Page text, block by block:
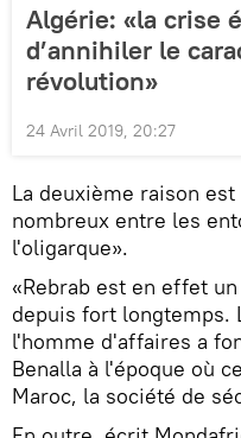
Algérie: «la crise
d’annihiler le
révolution»
24 Avril 2019, 20:27
La deuxième raison
nombreux entre les
l'oligarque».
«Rebrab est en effet
depuis fort longtemps.
l'homme d'affaires a
Benalla à l'époque où
Maroc, la société de